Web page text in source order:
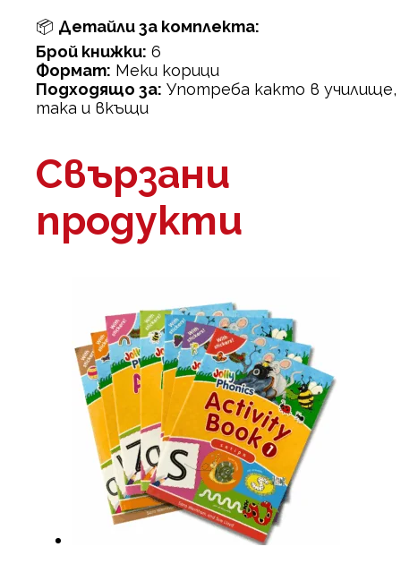
📦 Детайли за комплекта:
Брой книжки: 6
Формат: Меки корици
Подходящо за: Употреба както в училище,
така и вкъщи
Свързани
продукти